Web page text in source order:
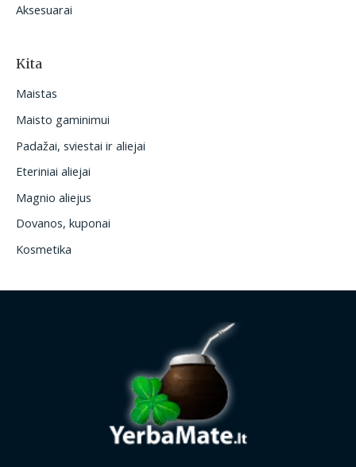
Aksesuarai
Kita
Maistas
Maisto gaminimui
Padažai, sviestai ir aliejai
Eteriniai aliejai
Magnio aliejus
Dovanos, kuponai
Kosmetika